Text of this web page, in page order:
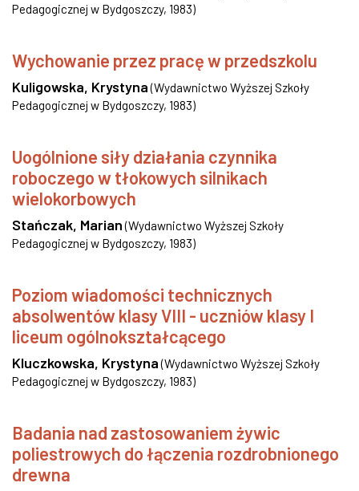
Pedagogicznej w Bydgoszczy, 1983)
Wychowanie przez pracę w przedszkolu
Kuligowska, Krystyna (Wydawnictwo Wyższej Szkoły
Pedagogicznej w Bydgoszczy, 1983)
Uogólnione siły działania czynnika
roboczego w tłokowych silnikach
wielokorbowych
Stańczak, Marian (Wydawnictwo Wyższej Szkoły
Pedagogicznej w Bydgoszczy, 1983)
Poziom wiadomości technicznych
absolwentów klasy VIII - uczniów klasy I
liceum ogólnokształcącego
Kluczkowska, Krystyna (Wydawnictwo Wyższej Szkoły
Pedagogicznej w Bydgoszczy, 1983)
Badania nad zastosowaniem żywic
poliestrowych do łączenia rozdrobnionego
drewna